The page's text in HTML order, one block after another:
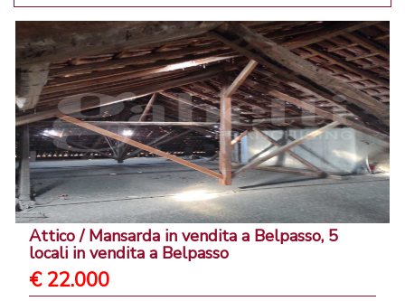
Attico / Mansarda in vendita a Belpasso, 5
locali in vendita a Belpasso
€ 22.000